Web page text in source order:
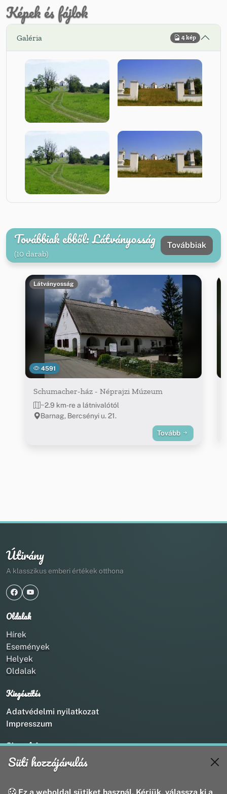
Képek és fájlok
Galéria 4 kép
Továbbiak ebből: Látványosság
(10 darab)
Továbbiak
4591
Látványosság
Schumacher-ház - Néprajzi Múzeum
~2.9 km-re a látnivalótól
Barnag, Bercsényi u. 21.
Tovább
Útirány
A klasszikus emberi értékek otthona
Oldalak
Hírek
Események
Helyek
Oldalak
Kiegészítés
Adatvédelmi nyilatkozat
Impresszum
Kapcsolat
+36 20 211 1888
webmaster@utirany.hu
Süti hozzájárulás